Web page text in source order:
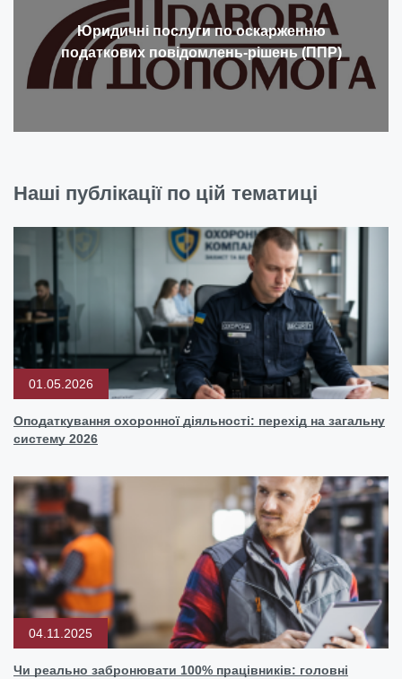
Юридичні послуги по оскарженню
податкових повідомлень-рішень (ППР)
Наші публікації по цій тематиці
01.05.2026
Оподаткування охоронної діяльності: перехід на загальну
систему 2026
04.11.2025
Чи реально забронювати 100% працівників: головні